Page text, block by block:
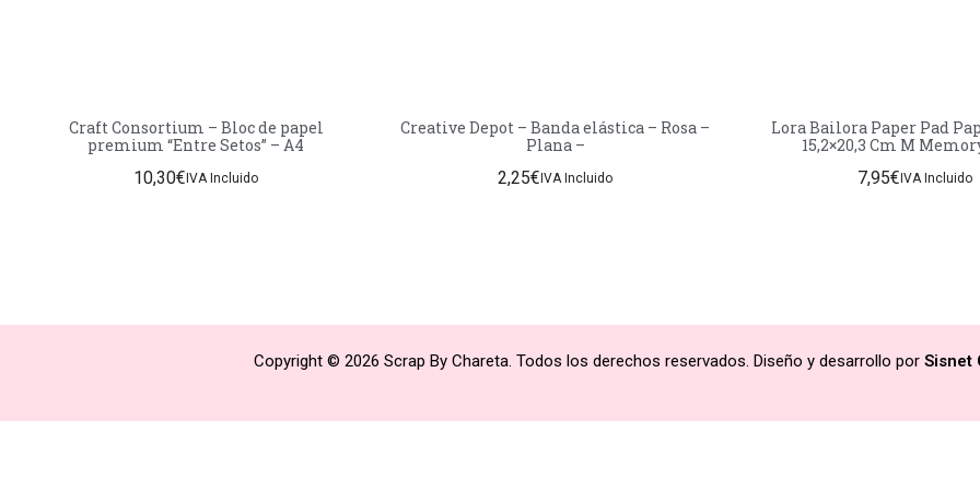
Craft Consortium – Bloc de papel
premium “Entre Setos” – A4
10,30€IVA Incluido
Creative Depot – Banda elástica – Rosa –
Plana –
2,25€IVA Incluido
Lora Bailora Paper Pad
15,2×20,3 Cm M
7,95€ IVA Incluido
Copyright © 2026 Scrap By Chareta. Todos los derechos reservados. Diseño y desarrollo por Sisnet